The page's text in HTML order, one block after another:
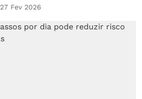
27 Fev 2026